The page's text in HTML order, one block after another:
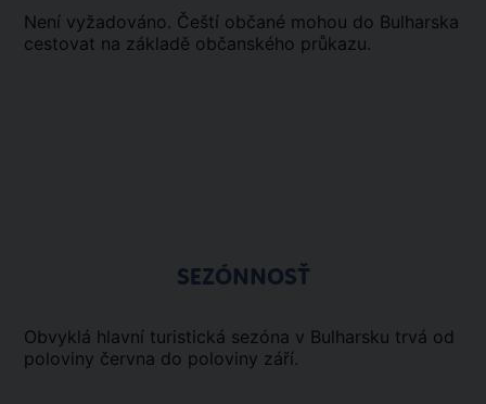
Není vyžadováno. Čeští občané mohou do Bulharska
cestovat na základě občanského průkazu.
SEZÓNNOSŤ
Obvyklá hlavní turistická sezóna v Bulharsku trvá od
poloviny června do poloviny září.